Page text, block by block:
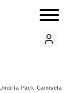
Pack Camiseta